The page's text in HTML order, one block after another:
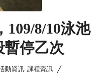
109/8/10泳池
暫停乙次
動資訊,課程資訊 /